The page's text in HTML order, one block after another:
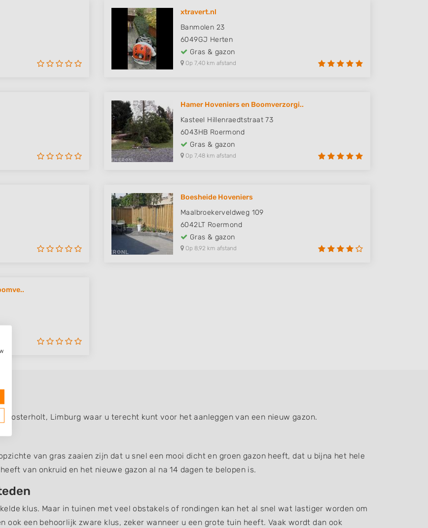
xtravert.nl
Banmolen 23
6049GJ Herten
Gras & gazon
Op 7,40 km afstand
Hamer Hoveniers en Boomverzorgi..
Kasteel Hillenraedtstraat 73
6043HB Roermond
Gras & gazon
Op 7,48 km afstand
Boesheide Hoveniers
Maalbroekerveldweg 109
6042LT Roermond
Gras & gazon
Op 8,92 km afstand
Posterholt, Limburg waar u terecht kunt voor het aanleggen van een nieuw gazon.
van gras zaaien zijn dat u snel een mooi dicht en groen gazon heeft, dat u bijna het hele
van onkruid en het nieuwe gazon al na 14 dagen te belopen is.
klus. Maar in tuinen met veel obstakels of rondingen kan het al snel wat lastiger worden om
ook een behoorlijk zware klus, zeker wanneer u een grote tuin heeft. Vaak wordt dan ook